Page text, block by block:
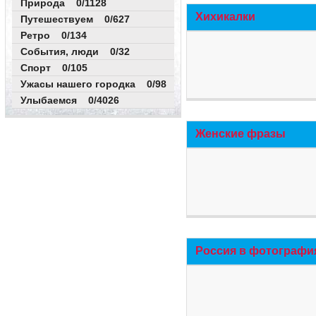
Природа 0/1128
Путешествуем 0/627
Ретро 0/134
События, люди 0/32
Спорт 0/105
Ужасы нашего городка 0/98
Улыбаемся 0/4026
Хихикалки
Женские фразы
Россия в